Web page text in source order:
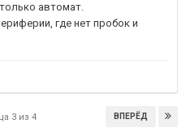
автомат.
где нет пробок и
ВПЕРЁД
3 из 4